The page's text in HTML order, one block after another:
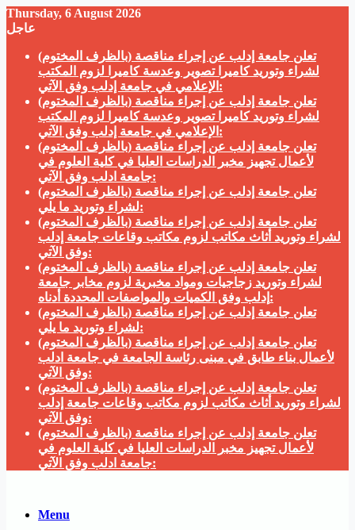
Thursday, 6 August 2026
عاجل
تعلن جامعة إدلب عن إجراء مناقصة (بالظرف المختوم)
لشراء وتوريد كاميرا تصوير وعدسة كاميرا لزوم المكتب
الإعلامي في جامعة إدلب وفق الآتي:
تعلن جامعة إدلب عن إجراء مناقصة (بالظرف المختوم)
لشراء وتوريد كاميرا تصوير وعدسة كاميرا لزوم المكتب
الإعلامي في جامعة إدلب وفق الآتي:
تعلن جامعة إدلب عن إجراء مناقصة (بالظرف المختوم)
لأعمال تجهيز مخبر الدراسات العليا في كلية العلوم في
جامعة ادلب وفق الآتي:
تعلن جامعة إدلب عن إجراء مناقصة (بالظرف المختوم)
لشراء وتوريد ما يلي:
تعلن جامعة إدلب عن إجراء مناقصة (بالظرف المختوم)
لشراء وتوريد أثاث مكاتب لزوم مكاتب وقاعات جامعة إدلب
وفق الآتي:
تعلن جامعة إدلب عن إجراء مناقصة (بالظرف المختوم)
لشراء وتوريد زجاجيات ومواد مخبرية لزوم مخابر جامعة
إدلب وفق الكميات والمواصفات المحددة أدناه:
تعلن جامعة إدلب عن إجراء مناقصة (بالظرف المختوم)
لشراء وتوريد ما يلي:
تعلن جامعة إدلب عن إجراء مناقصة (بالظرف المختوم)
لأعمال بناء طابق في مبنى رئاسة الجامعة في جامعة ادلب
وفق الآتي:
تعلن جامعة إدلب عن إجراء مناقصة (بالظرف المختوم)
لشراء وتوريد أثاث مكاتب لزوم مكاتب وقاعات جامعة إدلب
وفق الآتي:
تعلن جامعة إدلب عن إجراء مناقصة (بالظرف المختوم)
لأعمال تجهيز مخبر الدراسات العليا في كلية العلوم في
جامعة ادلب وفق الآتي:
Menu